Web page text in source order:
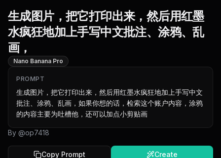
生成图片，把它打印出来，然后用红墨
水疯狂地加上手写中文批注、涂鸦、乱
画，
Nano Banana Pro
PROMPT
生成图片，把它打印出来，然后用红墨水疯狂地加上手写中文
批注、涂鸦、乱画，如果你想的话，检索这个账户内容，涂鸦
的内容主要为吐槽他，还可以加点小剪贴画
By @op7418
Copy Prompt Create